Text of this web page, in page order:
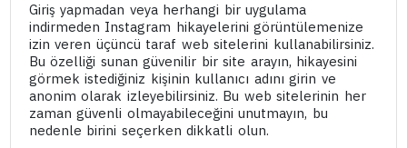
Giriş yapmadan veya herhangi bir uygulama
indirmeden Instagram hikayelerini görüntülemenize
izin veren üçüncü taraf web sitelerini kullanabilirsiniz.
Bu özelliği sunan güvenilir bir site arayın, hikayesini
görmek istediğiniz kişinin kullanıcı adını girin ve
anonim olarak izleyebilirsiniz. Bu web sitelerinin her
zaman güvenli olmayabileceğini unutmayın, bu
nedenle birini seçerken dikkatli olun.